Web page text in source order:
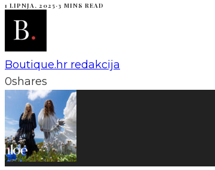
1 LIPNJA, 2025·3 MINS READ
Boutique.hr redakcija
0shares